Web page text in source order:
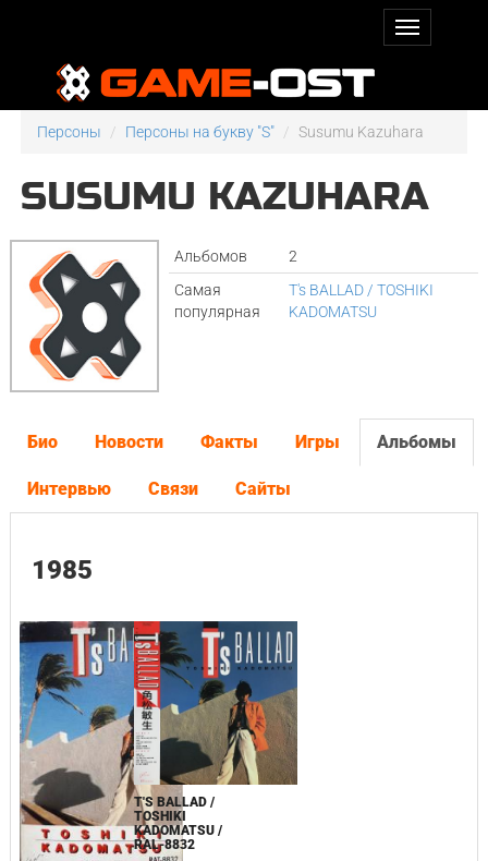
Персоны Персоны на букву "S" Susumu Kazuhara
SUSUMU KAZUHARA
Альбомов
2
Самая
популярная
T's BALLAD / TOSHIKI
KADOMATSU
Био Новости Факты Игры Альбомы
Интервью Связи Сайты
1985
T'S BALLAD /
TOSHIKI
KADOMATSU /
RAL-8832